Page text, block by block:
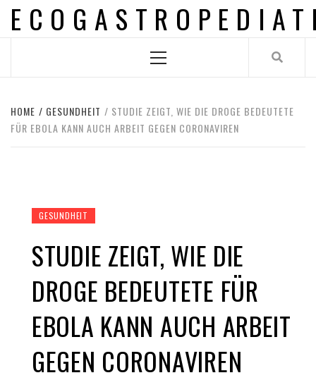
Skip
Menu
HOME GESUNDHEIT
STUDIE ZEIGT, WIE DIE DROGE BEDEUTETE
FÜR EBOLA KANN AUCH ARBEIT GEGEN CORONAVIREN
GESUNDHEIT
STUDIE ZEIGT, WIE DIE
DROGE BEDEUTETE FÜR
EBOLA KANN AUCH ARBEIT
GEGEN CORONAVIREN